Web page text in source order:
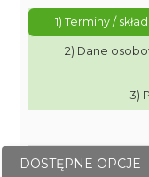
1) Terminy /
2) Dane
3)
DOSTĘPNE OPCJE